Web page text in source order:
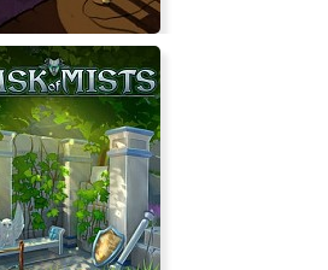
2: Headliner